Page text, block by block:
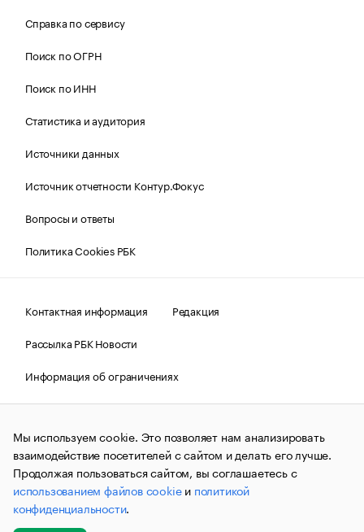
Справка по сервису
Поиск по ОГРН
Поиск по ИНН
Статистика и аудитория
Источники данных
Источник отчетности Контур.Фокус
Вопросы и ответы
Политика Cookies РБК
Контактная информация
Редакция
Рассылка РБК Новости
Информация об ограничениях
Правовая информация
О соблюдении авторских прав
© АО «РОСБИЗНЕСКОНСАЛТИНГ»,1995–2026.Сообщения
и материалы информационного агентства «РБК»
(зарегистрировано Федеральной службой по надзору в сфере
связи, информационных технологий и массовых
коммуникаций (Роскомнадзор) 09.12.2015 за номером ИА
№ФС77-63848) сопровождаются пометкой «РБК». Отдельные
публикации могут содержать информацию,
Мы используем cookie. Это позволяет нам анализировать
взаимодействие посетителей с сайтом и делать его лучше.
Продолжая пользоваться сайтом, вы соглашаетесь с
использованием файлов cookieи политикой
конфиденциальности.